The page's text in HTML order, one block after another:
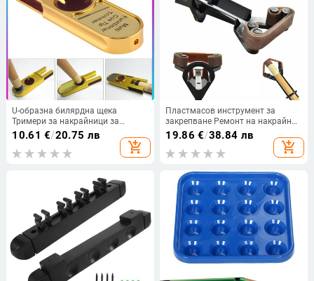
U-образна билярдна щека
Тримери за накрайници за
билярдни щеки Tapper
Многофункционален Dime Shaper
Nickel Shaper Trimmer Cue Tips
10.61 €/20.75 лв
add_shopping_cart
Пластмасов инструмент за
закрепване Ремонт на накрайник
за билярдна щека Скоба за
накрайник Лепило върху държач
за щека Аксесоари за билярд
19.86 €/38.84 лв
add_shopping_cart